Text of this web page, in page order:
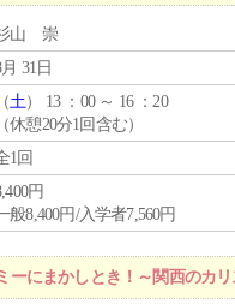
山 崇
31日
（土） 13 ：00 ～ 16 ：20
（休憩20分1回含む）
1回
円
般8,400円/入学者7,560円
ーにまかしとき！～関西のカ